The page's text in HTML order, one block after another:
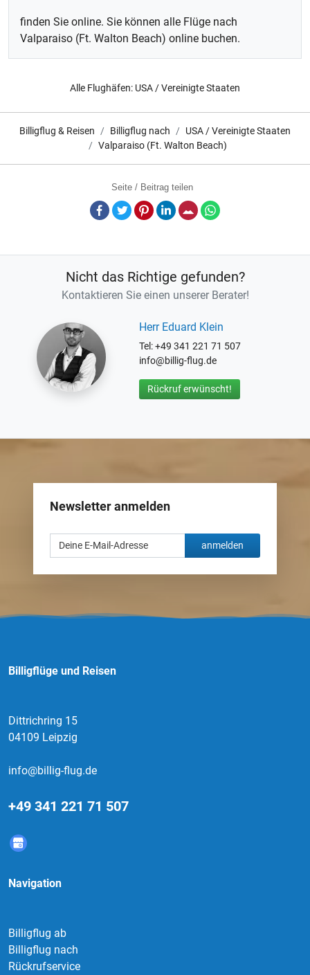
finden Sie online. Sie können alle Flüge nach
Valparaiso (Ft. Walton Beach) online buchen.
Alle Flughäfen: USA / Vereinigte Staaten
Billigflug & Reisen Billigflug nach
USA / Vereinigte Staaten
Valparaiso (Ft. Walton Beach)
Seite / Beitrag teilen
Facebook
TwitterPinterestLinkedInE-Mail
Nicht das Richtige gefunden?
Kontaktieren Sie einen unserer Berater!
Herr Eduard Klein
Tel: +49 341 221 71 507
info@billig-flug.de
Rückruf erwünscht!
Newsletter anmelden
anmelden
Billigflüge und Reisen
Dittrichring 15
04109 Leipzig
info@billig-flug.de
+49 341 221 71 507
Navigation
Billigflug ab
Billigflug nach
Rückrufservice